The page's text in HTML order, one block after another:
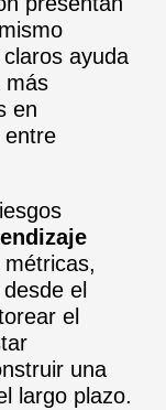
ayuda
más
en
entre
el
el
una
largo plazo.